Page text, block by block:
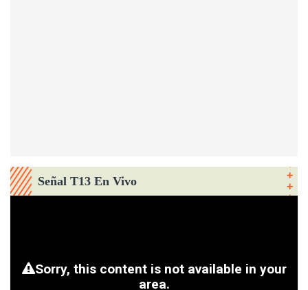
Señal T13 En Vivo